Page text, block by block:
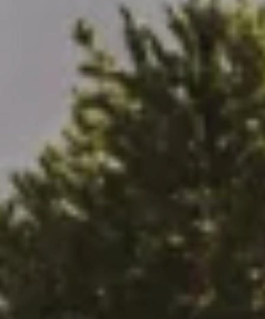
ÜBER UNS
ANGEBOTE
WE ARE FAMILY
WOHNEN
SERVICES & SPA
URLAUBSTIPPS